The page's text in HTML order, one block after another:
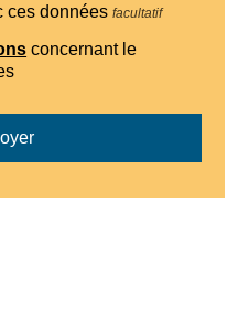
ces donnéesfacultatif
concernant le